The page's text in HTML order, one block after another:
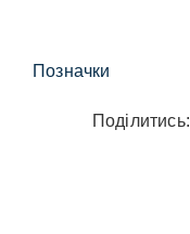
Позначки
Поділитись: